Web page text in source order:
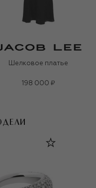
Шелковое платье
198 000 ₽